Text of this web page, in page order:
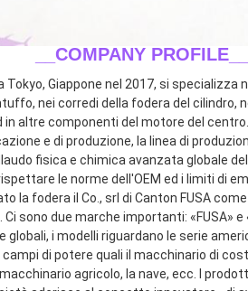
__COMPANY PROFILE__
a Tokyo, Giappone nel 2017, si
nei corredi della fodera del cilindro,
in altre componenti del motore del
e di produzione, la linea di
fisica e chimica avanzata globale
le norme dell'OEM ed i limiti di
la fodera il Co., srl di Canton FUSA
sono due marche importanti: «FUSA»
i modelli riguardano le serie
di potere quali il macchinario di
agricolo, la nave, ecc. I